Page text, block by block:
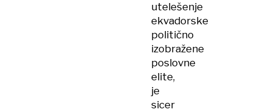
utelešenje
ekvadorske
politično
izobražene
poslovne
elite,
je
sicer